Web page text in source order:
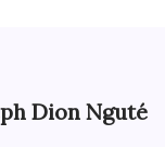
Dion Nguté